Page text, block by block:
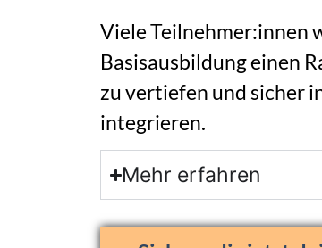
Viele Teilnehmer:innen
Basisausbildung einen
zu vertiefen und sicher
integrieren.
Mehr erfahren